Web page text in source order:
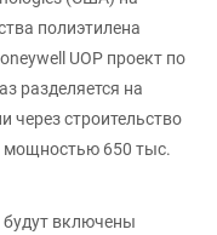
полиэтилена
UOP проект по
разделяется на
через строительство
650 тыс.
будут включены